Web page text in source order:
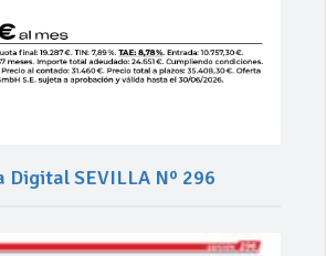
Digital SEVILLA Nº 296